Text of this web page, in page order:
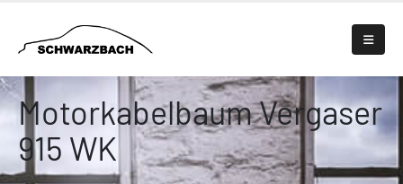
Motorkabelbaum Vergaser
915 WK